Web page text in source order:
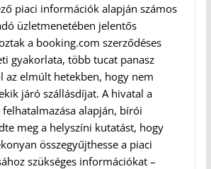
piaci információk alapján számos
üzletmenetében jelentős
a booking.com szerződéses
gyakorlata, több tucat panasz
az elmúlt hetekben, hogy nem
járó szállásdíjat. A hivatal a
alapján, bírói
meg a helyszíni kutatást, hogy
összegyűjthesse a piaci
szükséges információkat –